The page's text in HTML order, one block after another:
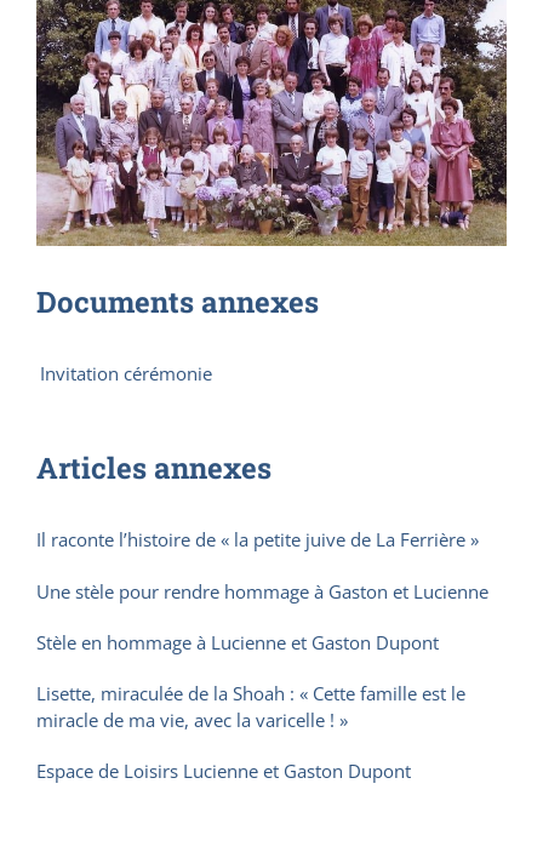
Documents annexes
Invitation cérémonie
Articles annexes
Il raconte l’histoire de « la petite juive de La Ferrière »
Une stèle pour rendre hommage à Gaston et Lucienne
Stèle en hommage à Lucienne et Gaston Dupont
Lisette, miraculée de la Shoah : « Cette famille est le
miracle de ma vie, avec la varicelle ! »
Espace de Loisirs Lucienne et Gaston Dupont